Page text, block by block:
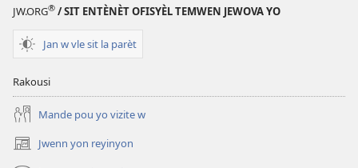
JW.ORG® / SIT ENTÈNÈT OFISYÈL TEMWEN JEWOVA YO
Jan w vle sit la parèt
Rakousi
Mande pou yo vizite w
Jwenn yon reyinyon
(opens